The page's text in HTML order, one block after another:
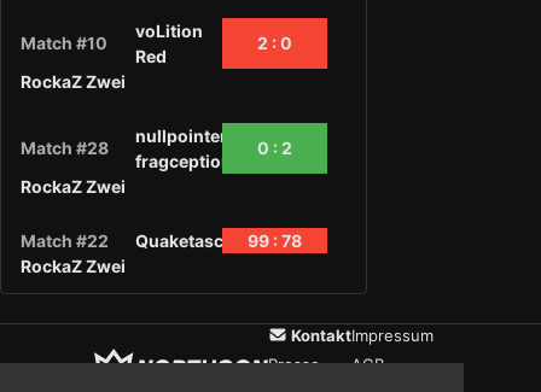
Match #10
voLition
Red
2 : 0
RockaZ Zwei
Match #28
nullpointer
fragception
0 : 2
RockaZ Zwei
Match #22 Quaketaschen99 : 78
RockaZ Zwei
Kontakt
Presse
Impressum
AGB